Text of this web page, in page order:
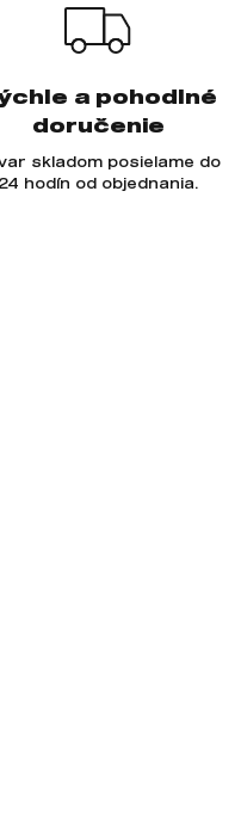
a pohodlné
doručenie
skladom posielame do
24 hodín od objednania.